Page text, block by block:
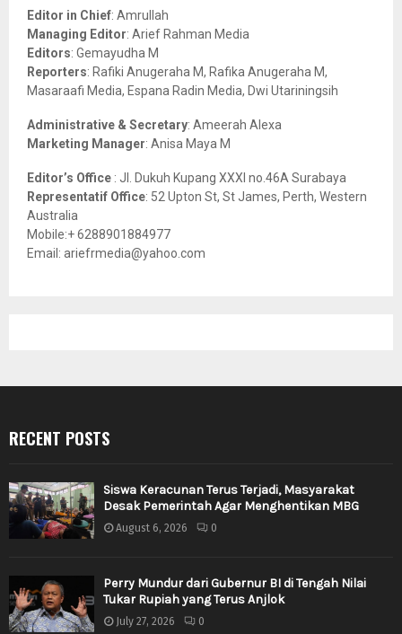
o
r
:
Editor in Chief: Amrullah
Managing Editor: Arief Rahman Media
Editors: Gemayudha M
Reporters: Rafiki Anugeraha M, Rafika Anugeraha M,
Masaraafi Media, Espana Radin Media, Dwi Utariningsih
Administrative & Secretary: Ameerah Alexa
Marketing Manager: Anisa Maya M
Editor’s Office : Jl. Dukuh Kupang XXXI no.46A Surabaya
Representatif Office: 52 Upton St, St James, Perth, Western
Australia
Mobile:+ 6288901884977
Email: ariefrmedia@yahoo.com
RECENT POSTS
Siswa Keracunan Terus Terjadi, Masyarakat
Desak Pemerintah Agar Menghentikan MBG
August 6, 2026 0
Perry Mundur dari Gubernur BI di Tengah Nilai
Tukar Rupiah yang Terus Anjlok
July 27, 2026 0